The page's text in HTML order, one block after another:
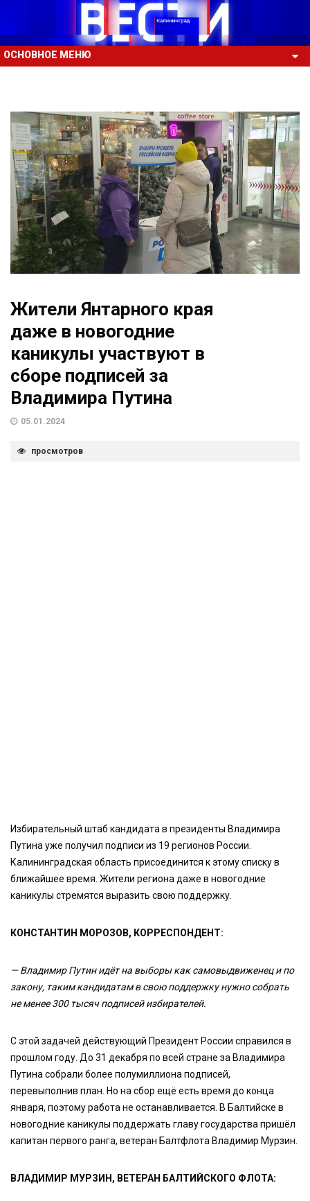
ОСНОВНОЕ МЕНЮ
Жители Янтарного края
даже в новогодние
каникулы участвуют в
сборе подписей за
Владимира Путина
05.01.2024
просмотров
Избирательный штаб кандидата в президенты Владимира
Путина уже получил подписи из 19 регионов России.
Калининградская область присоединится к этому списку в
ближайшее время. Жители региона даже в новогодние
каникулы стремятся выразить свою поддержку.
КОНСТАНТИН МОРОЗОВ, КОРРЕСПОНДЕНТ:
— Владимир Путин идёт на выборы как самовыдвиженец и по
закону, таким кандидатам в свою поддержку нужно собрать
не менее 300 тысяч подписей избирателей.
С этой задачей действующий Президент России справился в
прошлом году. До 31 декабря по всей стране за Владимира
Путина собрали более полумиллиона подписей,
перевыполнив план. Но на сбор ещё есть время до конца
января, поэтому работа не останавливается. В Балтийске в
новогодние каникулы поддержать главу государства пришёл
капитан первого ранга, ветеран Балтфлота Владимир Мурзин.
ВЛАДИМИР МУРЗИН, ВЕТЕРАН БАЛТИЙСКОГО ФЛОТА: